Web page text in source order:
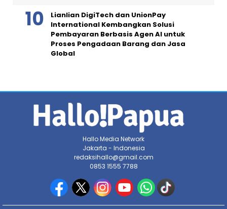
Lianlian DigiTech dan UnionPay
International Kembangkan Solusi
Pembayaran Berbasis Agen AI untuk
Proses Pengadaan Barang dan Jasa
Global
Hallo Media Network
Jakarta - Indonesia
redaksihallo@gmail.com
0853 1555 7788